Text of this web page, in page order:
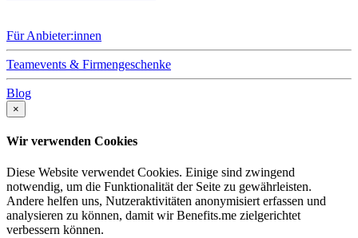
Für Anbieter:innen
Teamevents & Firmengeschenke
Blog
×
Wir verwenden Cookies
Diese Website verwendet Cookies. Einige sind zwingend
notwendig, um die Funktionalität der Seite zu gewährleisten.
Andere helfen uns, Nutzeraktivitäten anonymisiert erfassen und
analysieren zu können, damit wir Benefits.me zielgerichtet
verbessern können.